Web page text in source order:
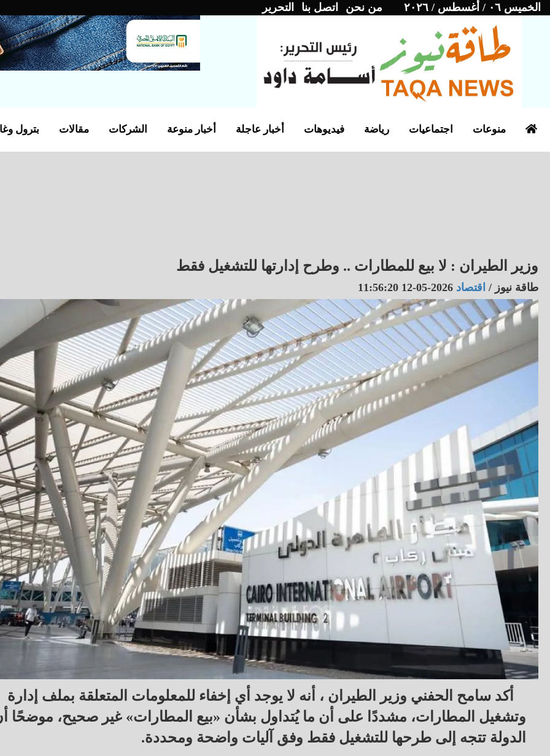
الخميس ٠٦ / أغسطس / ٢٠٢٦ من نحن اتصل بنا التحرير
بترول مقالات الشركات أخبار منوعة أخبار عاجلة فيديوهات رياضة اجتماعيات منوعات
وزير الطيران : لا بيع للمطارات .. وطرح إدارتها للتشغيل فقط
طاقة نيوز / اقتصاد2026-05-12 11:56:20
أكد سامح الحفني وزير الطيران ، أنه لا يوجد أي إخفاء للمعلومات المتعلقة بملف إدارة
وتشغيل المطارات، مشددًا على أن ما يُتداول بشأن «بيع المطارات» غير صحيح، موضحًا
الدولة تتجه إلى طرحها للتشغيل فقط وفق آليات واضحة ومحددة.